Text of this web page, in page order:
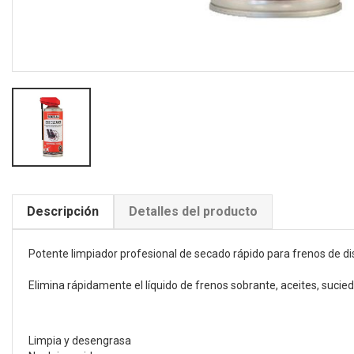
Descripción Detalles del producto
Potente limpiador profesional de secado rápido para frenos de
Elimina rápidamente el líquido de frenos sobrante, aceites,
Limpia y desengrasa